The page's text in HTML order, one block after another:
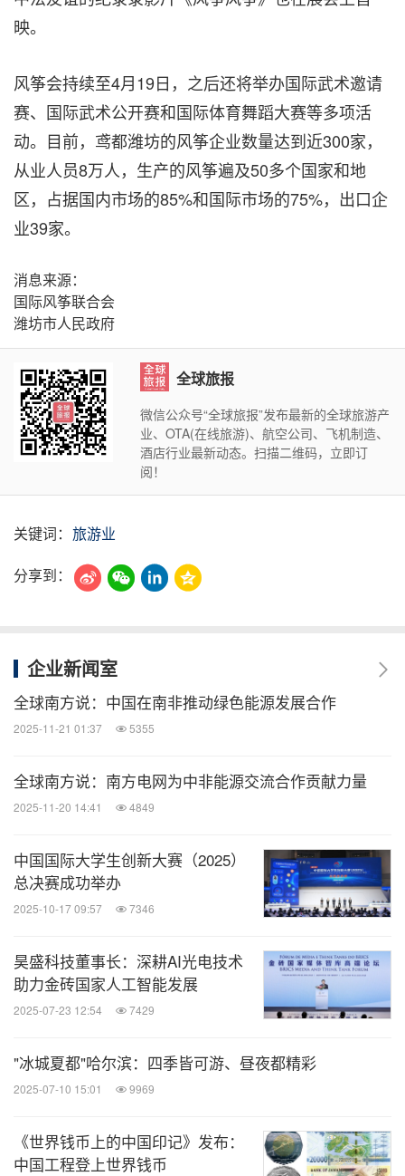
映。
风筝会持续至4月19日，之后还将举办国际武术邀请
赛、国际武术公开赛和国际体育舞蹈大赛等多项活
动。目前，鸢都潍坊的风筝企业数量达到近300家，
从业人员8万人，生产的风筝遍及50多个国家和地
区，占据国内市场的85%和国际市场的75%，出口企
业39家。
消息来源：
国际风筝联合会
潍坊市人民政府
全球旅报
微信公众号“全球旅报”发布最新的全球旅游产
业、OTA(在线旅游)、航空公司、飞机制造、
酒店行业最新动态。扫描二维码，立即订
阅！
关键词： 旅游业
分享到：
企业新闻室
全球南方说：中国在南非推动绿色能源发展合作
2025-11-21 01:37 5355
全球南方说：南方电网为中非能源交流合作贡献力量
2025-11-20 14:41 4849
中国国际大学生创新大赛（2025）
总决赛成功举办
2025-10-17 09:57 7346
昊盛科技董事长：深耕AI光电技术
助力金砖国家人工智能发展
2025-07-23 12:54 7429
"冰城夏都"哈尔滨：四季皆可游、昼夜都精彩
2025-07-10 15:01 9969
《世界钱币上的中国印记》发布：
中国工程登上世界钱币